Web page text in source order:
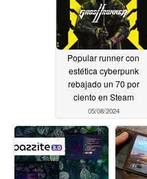
Popular runner con
estética cyberpunk
rebajado un 70 por
ciento en Steam
05/08/2024